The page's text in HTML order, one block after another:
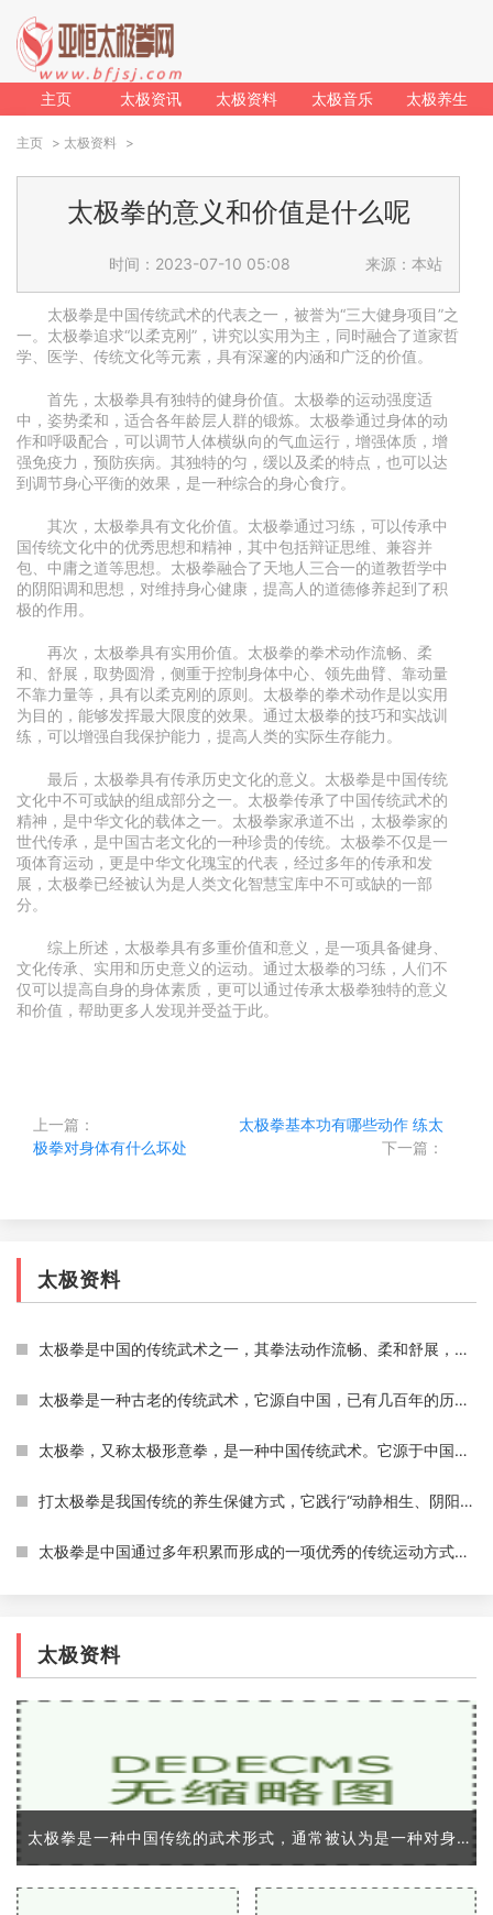
主页 太极资讯 太极资料 太极音乐 太极养生
主页 > 太极资料 >
太极拳的意义和价值是什么呢
时间：2023-07-10 05:08 来源：本站
太极拳是中国传统武术的代表之一，被誉为“三大健身项目”之
一。太极拳追求“以柔克刚”，讲究以实用为主，同时融合了道家哲
学、医学、传统文化等元素，具有深邃的内涵和广泛的价值。
首先，太极拳具有独特的健身价值。太极拳的运动强度适
中，姿势柔和，适合各年龄层人群的锻炼。太极拳通过身体的动
作和呼吸配合，可以调节人体横纵向的气血运行，增强体质，增
强免疫力，预防疾病。其独特的匀，缓以及柔的特点，也可以达
到调节身心平衡的效果，是一种综合的身心食疗。
其次，太极拳具有文化价值。太极拳通过习练，可以传承中
国传统文化中的优秀思想和精神，其中包括辩证思维、兼容并
包、中庸之道等思想。太极拳融合了天地人三合一的道教哲学中
的阴阳调和思想，对维持身心健康，提高人的道德修养起到了积
极的作用。
再次，太极拳具有实用价值。太极拳的拳术动作流畅、柔
和、舒展，取势圆滑，侧重于控制身体中心、领先曲臂、靠动量
不靠力量等，具有以柔克刚的原则。太极拳的拳术动作是以实用
为目的，能够发挥最大限度的效果。通过太极拳的技巧和实战训
练，可以增强自我保护能力，提高人类的实际生存能力。
最后，太极拳具有传承历史文化的意义。太极拳是中国传统
文化中不可或缺的组成部分之一。太极拳传承了中国传统武术的
精神，是中华文化的载体之一。太极拳家承道不出，太极拳家的
世代传承，是中国古老文化的一种珍贵的传统。太极拳不仅是一
项体育运动，更是中华文化瑰宝的代表，经过多年的传承和发
展，太极拳已经被认为是人类文化智慧宝库中不可或缺的一部
分。
综上所述，太极拳具有多重价值和意义，是一项具备健身、
文化传承、实用和历史意义的运动。通过太极拳的习练，人们不
仅可以提高自身的身体素质，更可以通过传承太极拳独特的意义
和价值，帮助更多人发现并受益于此。
上一篇：
太极拳基本功有哪些动作
下一篇：
练太
极拳对身体有什么坏处
太极资料
太极拳是中国的传统武术之一，其拳法动作流畅、柔和舒展，以柔克刚，以缓为快，以柔顺化刚强，以小胜大，以不动应万变的特点著称，代表着中国武术的高超境界和深邃内涵。而太
太极拳是一种古老的传统武术，它源自中国，已有几百年的历史。太极拳注重内功和外功的结合，同时强调身心的和谐，它被认为是一种有效的身体健身方式，也能帮助人们调整心态。
太极拳，又称太极形意拳，是一种中国传统武术。它源于中国道家的一种哲学思想，认为一切事物都是由两种相反的力量所组成，即阴阳。太极拳讲究“柔中带刚”，通过缓慢的动作和
打太极拳是我国传统的养生保健方式，它践行“动静相生、阴阳调和”的理念，不仅能够增强身体的抵抗力，还可以放松身心，缓解压力。有些人在练习太极拳之后，会发现自己的失眠
太极拳是中国通过多年积累而形成的一项优秀的传统运动方式。它已成为世界知名的健身运动形式之一。太极拳通过舒缓的身体动作和深度呼吸，有效地增强身体的柔顺度、平衡能力、
太极资料
太极拳是一种中国传统的武术形式，通常被认为是一种对身体和灵魂的修炼。而太极则是太极拳中最为重要的概念之一，它是一种哲学思想，代表着中国古代的一种宇宙观，是对整个宇